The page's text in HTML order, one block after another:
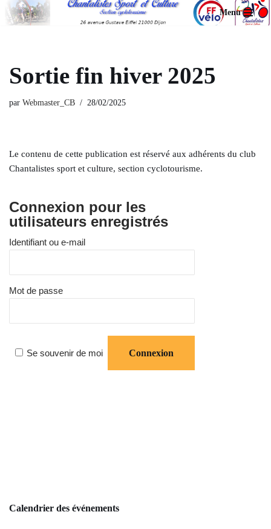
Menu
Sortie fin hiver 2025
par Webmaster_CB 28/02/2025
Le contenu de cette publication est réservé aux adhérents du club
Chantalistes sport et culture, section cyclotourisme.
Connexion pour les
utilisateurs enregistrés
Identifiant ou e-mail
Mot de passe
Se souvenir de moi
Calendrier des événements